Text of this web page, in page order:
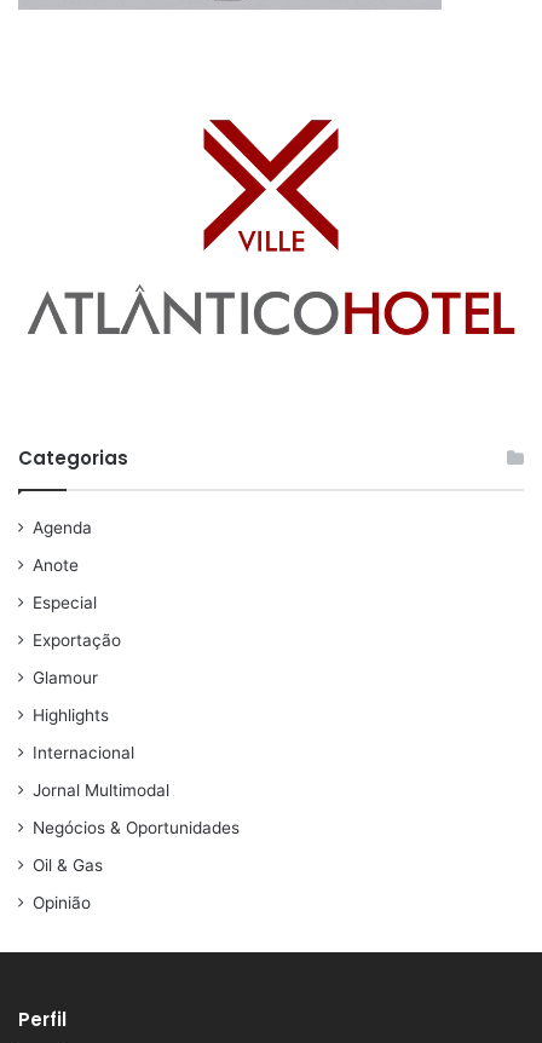
Categorias
Agenda
Anote
Especial
Exportação
Glamour
Highlights
Internacional
Jornal Multimodal
Negócios & Oportunidades
Oil & Gas
Opinião
Perfil